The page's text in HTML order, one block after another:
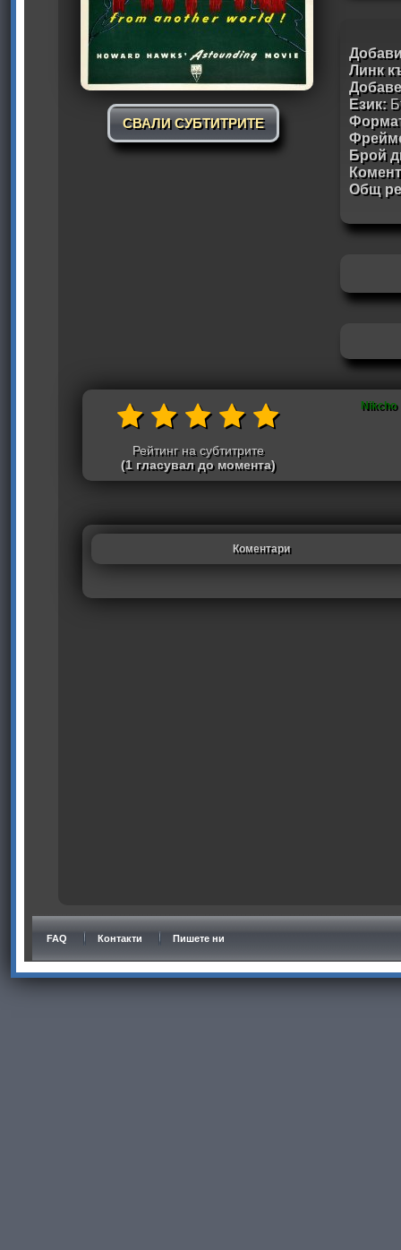
СВАЛИ СУБТИТРИТЕ
Линк
Език:
Брой
Общ
Рейтинг на субтитрите
(1 гласувал до момента)
Nikcho
Коментари
FAQ Контакти Пишете ни